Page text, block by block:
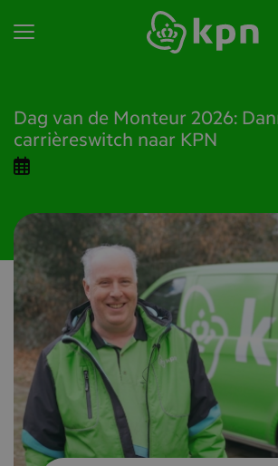
Open menu
Dag van de Monteur 2026:
carrièreswitch naar KPN